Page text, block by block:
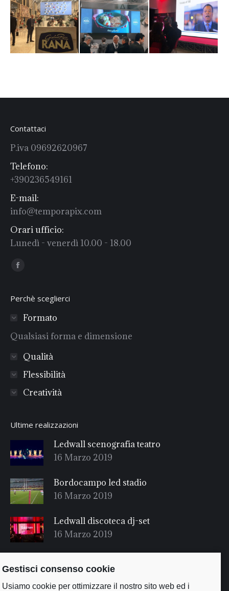
Gestisci consenso cookie
Usiamo cookie per ottimizzare il nostro sito web ed i
Contattaci
P.iva 09692620967
Telefono:
+390236549161
E-mail:
info@temporapix.com
Orari ufficio:
Lunedì - venerdì 10.00 - 18.00
Find us on:
Facebook
Perchè sceglierci
Formato
Qualsiasi forma e dimensione
Qualità
Flessibilità
Creatività
Ultime realizzazioni
Ledwall scenografia teatro
16 Marzo 2019
Bordocampo led stadio
16 Marzo 2019
Ledwall discoteca dj-set
16 Marzo 2019